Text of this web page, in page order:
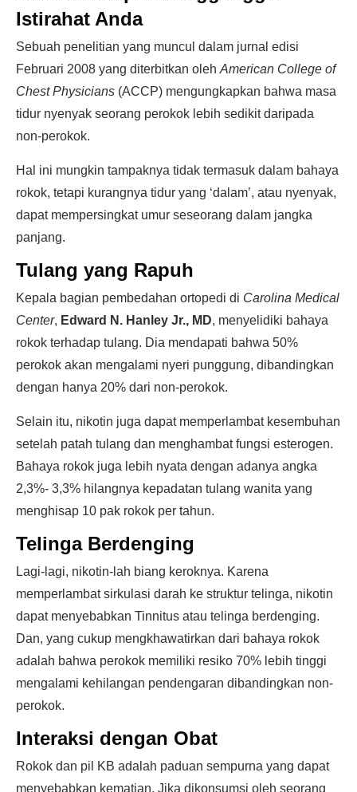
Istirahat Anda
Sebuah penelitian yang muncul dalam jurnal edisi
Februari 2008 yang diterbitkan oleh American College of
Chest Physicians (ACCP) mengungkapkan bahwa masa
tidur nyenyak seorang perokok lebih sedikit daripada
non-perokok.
Hal ini mungkin tampaknya tidak termasuk dalam bahaya
rokok, tetapi kurangnya tidur yang ‘dalam’, atau nyenyak,
dapat mempersingkat umur seseorang dalam jangka
panjang.
Tulang yang Rapuh
Kepala bagian pembedahan ortopedi di Carolina Medical
Center, Edward N. Hanley Jr., MD, menyelidiki bahaya
rokok terhadap tulang. Dia mendapati bahwa 50%
perokok akan mengalami nyeri punggung, dibandingkan
dengan hanya 20% dari non-perokok.
Selain itu, nikotin juga dapat memperlambat kesembuhan
setelah patah tulang dan menghambat fungsi esterogen.
Bahaya rokok juga lebih nyata dengan adanya angka
2,3%- 3,3% hilangnya kepadatan tulang wanita yang
menghisap 10 pak rokok per tahun.
Telinga Berdenging
Lagi-lagi, nikotin-lah biang keroknya. Karena
memperlambat sirkulasi darah ke struktur telinga, nikotin
dapat menyebabkan Tinnitus atau telinga berdenging.
Dan, yang cukup mengkhawatirkan dari bahaya rokok
adalah bahwa perokok memiliki resiko 70% lebih tinggi
mengalami kehilangan pendengaran dibandingkan non-
perokok.
Interaksi dengan Obat
Rokok dan pil KB adalah paduan sempurna yang dapat
menyebabkan kematian. Jika dikonsumsi oleh seorang